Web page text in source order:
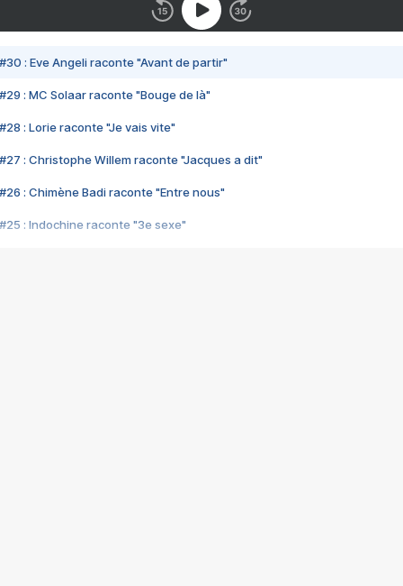
#30 : Eve Angeli raconte "Avant de partir"
#29 : MC Solaar raconte "Bouge de là"
#28 : Lorie raconte "Je vais vite"
#27 : Christophe Willem raconte "Jacques a dit"
#26 : Chimène Badi raconte "Entre nous"
#25 : Indochine raconte "3e sexe"